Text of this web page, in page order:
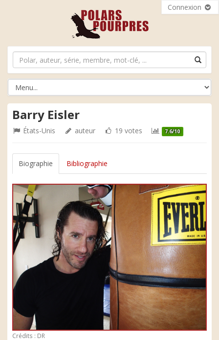
Connexion
Barry Eisler
États-Unis auteur 19 votes 7.6/10
Biographie Bibliographie
Crédits : DR